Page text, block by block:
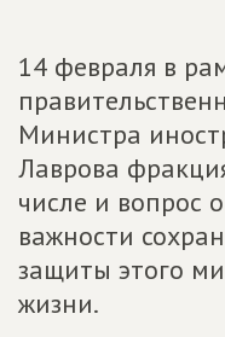
14 февраля в
Министра
Лаврова
числе и вопрос
важности
защиты этого
жизни.